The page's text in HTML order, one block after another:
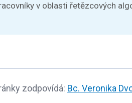
v oblasti řetězcových
zodpovídá: Bc. Veronika